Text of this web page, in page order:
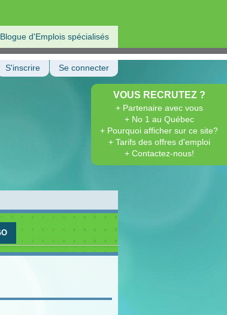
Blogue d'Emplois spécialisés
VOUS RECRUTEZ ?
+ Partenaire avec vous
+ No 1 au Québec
+ Pourquoi afficher sur ce site?
+ Tarifs des offres d'emploi
+ Contactez-nous!
S'inscrire Se connecter